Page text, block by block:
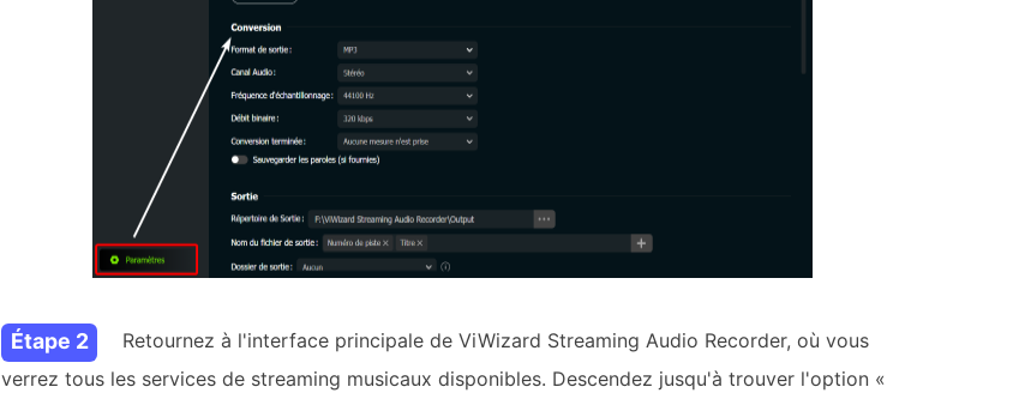
Étape 2
Retournez à l'interface principale de ViWizard Streaming Audio Recorder, où vous
verrez tous les services de streaming musicaux disponibles. Descendez jusqu'à trouver l'option «